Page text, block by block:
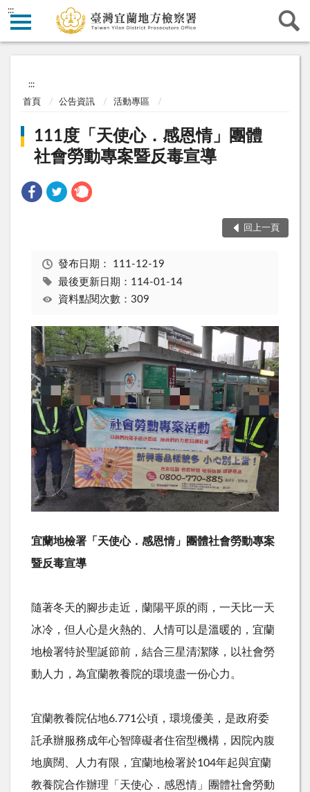
:::
:::
首頁 公告資訊 活動專區
111度「天使心．感恩情」團體
社會勞動專案暨反毒宣導
回上一頁
發布日期： 111-12-19
最後更新日期：114-01-14
資料點閱次數：309
宜蘭地檢署「天使心．感恩情」團體社會勞動專案
暨反毒宣導
隨著冬天的腳步走近，蘭陽平原的雨，一天比一天
冰冷，但人心是火熱的、人情可以是溫暖的，宜蘭
地檢署特於聖誕節前，結合三星清潔隊，以社會勞
動人力，為宜蘭教養院的環境盡一份心力。
宜蘭教養院佔地6.771公頃，環境優美，是政府委
託承辦服務成年心智障礙者住宿型機構，因院內腹
地廣闊、人力有限，宜蘭地檢署於104年起與宜蘭
教養院合作辦理「天使心．感恩情」團體社會勞動